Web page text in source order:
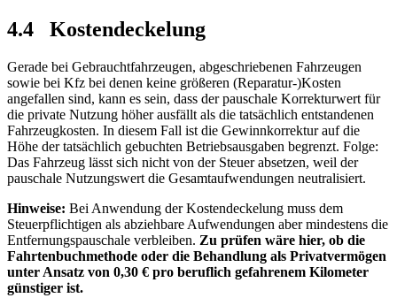
4.4 Kostendeckelung
Gerade bei Gebrauchtfahrzeugen, abgeschriebenen Fahrzeugen
sowie bei Kfz bei denen keine größeren (Reparatur-)Kosten
angefallen sind, kann es sein, dass der pauschale Korrekturwert für
die private Nutzung höher ausfällt als die tatsächlich entstandenen
Fahrzeugkosten. In diesem Fall ist die Gewinnkorrektur auf die
Höhe der tatsächlich gebuchten Betriebsausgaben begrenzt. Folge:
Das Fahrzeug lässt sich nicht von der Steuer absetzen, weil der
pauschale Nutzungswert die Gesamtaufwendungen neutralisiert.
Hinweise: Bei Anwendung der Kostendeckelung muss dem
Steuerpflichtigen als abziehbare Aufwendungen aber mindestens die
Entfernungspauschale verbleiben. Zu prüfen wäre hier, ob die
Fahrtenbuchmethode oder die Behandlung als Privatvermögen
unter Ansatz von 0,30 € pro beruflich gefahrenem Kilometer
günstiger ist.